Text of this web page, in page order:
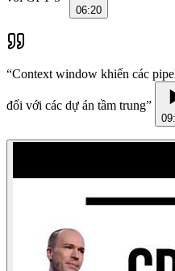
06:20
“Context window khiến các
đối với các dự án tầm trung”